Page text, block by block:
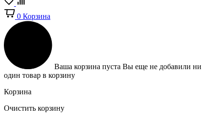
0 Корзина
Ваша корзина пуста Вы еще не добавили ни
один товар в корзину
Корзина
Очистить корзину